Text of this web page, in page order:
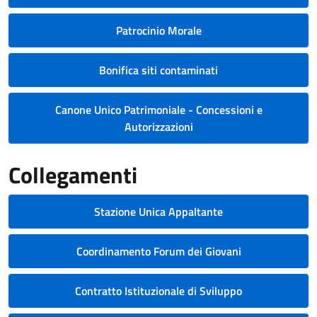
Patrocinio Morale
Bonifica siti contaminati
Canone Unico Patrimoniale - Concessioni e
Autorizzazioni
Collegamenti
Stazione Unica Appaltante
Coordinamento Forum dei Giovani
Contratto Istituzionale di Sviluppo